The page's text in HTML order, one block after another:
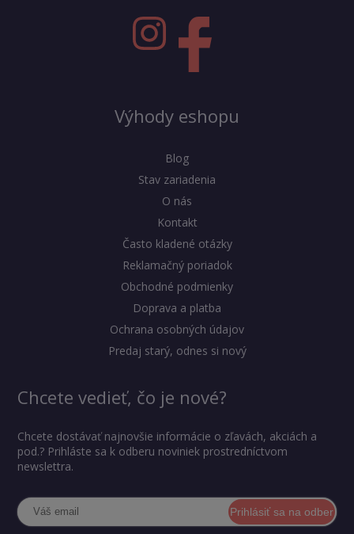
Výhody eshopu
Blog
Stav zariadenia
O nás
Kontakt
Často kladené otázky
Reklamačný poriadok
Obchodné podmienky
Doprava a platba
Ochrana osobných údajov
Predaj starý, odnes si nový
Chcete vedieť, čo je nové?
Chcete dostávať najnovšie informácie o zľavách, akciách a
pod.? Prihláste sa k odberu noviniek prostredníctvom
newslettra.
Prihlásiť sa na odber